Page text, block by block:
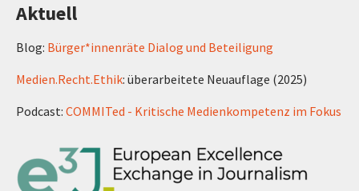
Aktuell
Blog: Bürger*innenräte Dialog und Beteiligung
Medien.Recht.Ethik: überarbeitete Neuauflage (2025)
Podcast: COMMITed - Kritische Medienkompetenz im Fokus